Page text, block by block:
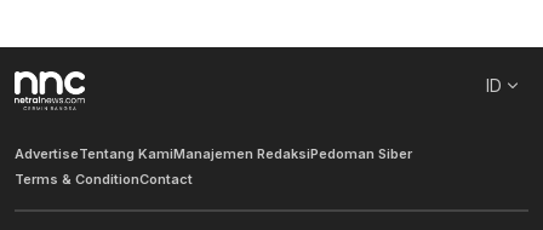
ID
AdvertiseTentang KamiManajemen RedaksiPedoman Siber
Terms & ConditionContact